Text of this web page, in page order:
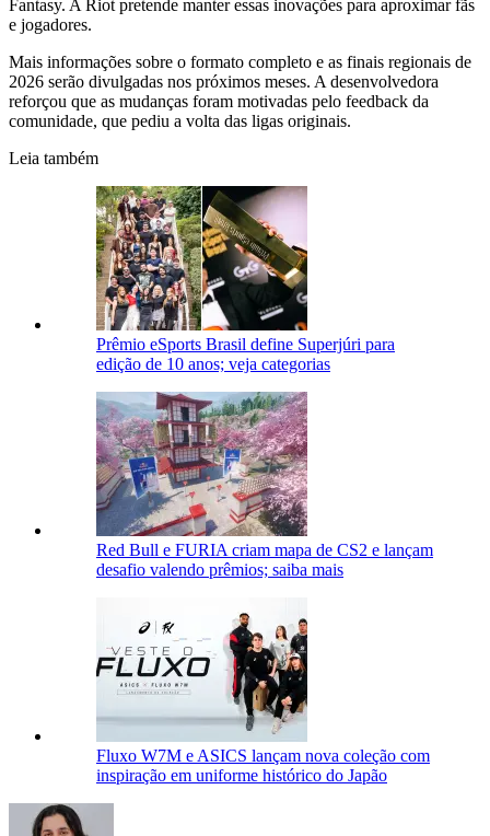
Fantasy. A Riot pretende manter essas inovações para aproximar fãs
e jogadores.
Mais informações sobre o formato completo e as finais regionais de
2026 serão divulgadas nos próximos meses. A desenvolvedora
reforçou que as mudanças foram motivadas pelo feedback da
comunidade, que pediu a volta das ligas originais.
Leia também
Prêmio eSports Brasil define Superjúri para
edição de 10 anos; veja categorias
Red Bull e FURIA criam mapa de CS2 e lançam
desafio valendo prêmios; saiba mais
Fluxo W7M e ASICS lançam nova coleção com
inspiração em uniforme histórico do Japão